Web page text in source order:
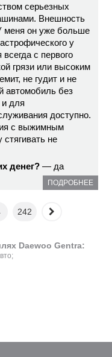
серьезных
Внешность
меня он уже больше
у
с первого
грязи или высоким
не гудит и не
автомобиль без
и для
доступно.
с выжимным
не
денег? — да
ПОДРОБНЕЕ
242
Daewoo Gentra: